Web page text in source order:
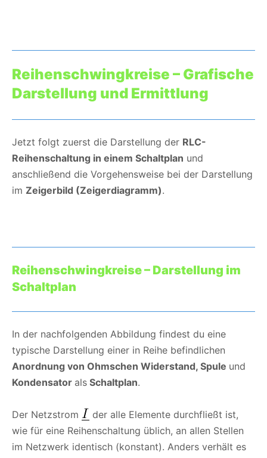
Reihenschwingkreise – Grafische
Darstellung und Ermittlung
Jetzt folgt zuerst die Darstellung der RLC-
Reihenschaltung in einem Schaltplan und
anschließend die Vorgehensweise bei der Darstellung
im Zeigerbild (Zeigerdiagramm).
Reihenschwingkreise – Darstellung im
Schaltplan
In der nachfolgenden Abbildung findest du eine
typische Darstellung einer in Reihe befindlichen
Anordnung von Ohmschen Widerstand, Spule und
Kondensator als Schaltplan.
Der Netzstrom
der alle Elemente durchfließt ist,
wie für eine Reihenschaltung üblich, an allen Stellen
im Netzwerk identisch (konstant). Anders verhält es